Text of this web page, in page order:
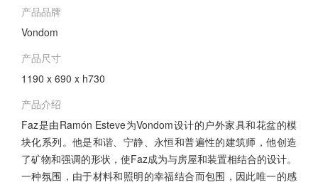
产品品牌
Vondom
产品尺寸
1190 x 690 x h730
产品介绍
Faz是由Ramón Esteve为Vondom设计的户外家具和花盆的模
块化系列。他是和谐、宁静、永恒和普遍性的建筑师，他创造
了矿物和强调的形状，使Faz成为与房屋和装置相结合的设计。
一种氛围，由于材料和照明的幸福结合而包围，因此唯一的感